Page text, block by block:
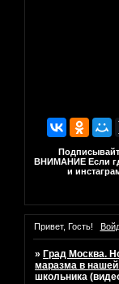
ВНИМАНИЕ Если
и
Привет, Гость!
» Град Москва.
маразма в нашей
школьника